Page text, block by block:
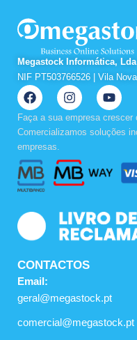
Megastock Informática, Lda
NIF PT503766526 | Vila
F
a
c
e
o
o
k
I
n
s
t
r
a
m
Y
o
u
t
u
e
Faça a sua empresa crescer
Comercializamos soluções
empresas.
CONTACTOS
Email:
geral@megastock.pt
comercial@megastock.pt